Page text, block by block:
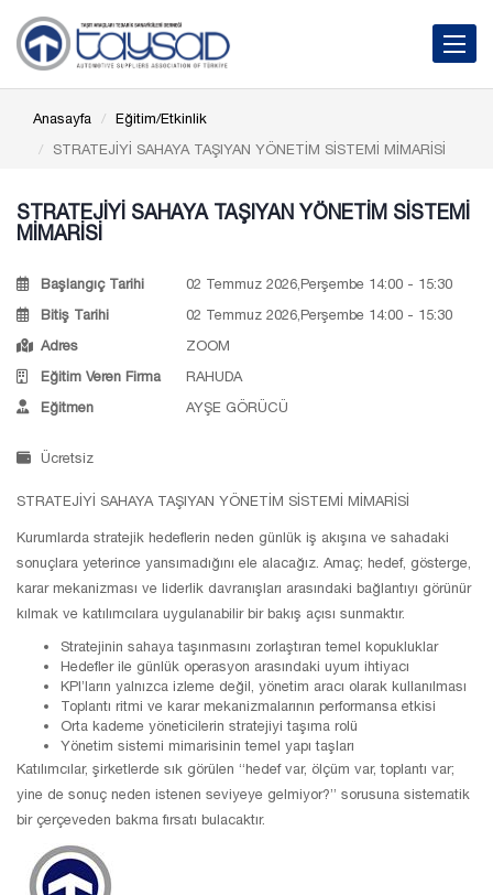
Toggle
Anasayfa
Eğitim/Etkinlik
STRATEJİYİ SAHAYA TAŞIYAN YÖNETİM SİSTEMİ MİMARİSİ
STRATEJİYİ SAHAYA TAŞIYAN YÖNETİM SİSTEMİ
MİMARİSİ
Başlangıç Tarihi
02 Temmuz 2026,Perşembe 14:00 - 15:30
Bitiş Tarihi
02 Temmuz 2026,Perşembe 14:00 - 15:30
Adres
ZOOM
Eğitim Veren Firma
RAHUDA
Eğitmen
AYŞE GÖRÜCÜ
Ücretsiz
STRATEJİYİ SAHAYA TAŞIYAN YÖNETİM SİSTEMİ MİMARİSİ
Kurumlarda stratejik hedeflerin neden günlük iş akışına ve sahadaki
sonuçlara yeterince yansımadığını ele alacağız. Amaç; hedef, gösterge,
karar mekanizması ve liderlik davranışları arasındaki bağlantıyı görünür
kılmak ve katılımcılara uygulanabilir bir bakış açısı sunmaktır.
Stratejinin sahaya taşınmasını zorlaştıran temel kopukluklar
Hedefler ile günlük operasyon arasındaki uyum ihtiyacı
KPI’ların yalnızca izleme değil, yönetim aracı olarak kullanılması
Toplantı ritmi ve karar mekanizmalarının performansa etkisi
Orta kademe yöneticilerin stratejiyi taşıma rolü
Yönetim sistemi mimarisinin temel yapı taşları
Katılımcılar, şirketlerde sık görülen “hedef var, ölçüm var, toplantı var;
yine de sonuç neden istenen seviyeye gelmiyor?” sorusuna sistematik
bir çerçeveden bakma fırsatı bulacaktır.